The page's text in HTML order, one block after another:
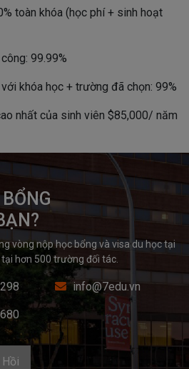
toàn khóa (học phí + sinh hoạt
99.99%
khóa học + trường đã chọn: 99%
nhất của sinh viên $85,000/ năm
vòng nộp học bổng và visa du học tại
hơn 500 trường đối tác.
info@7edu.vn
Hồi